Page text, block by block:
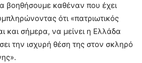
βοηθήσουμε καθέναν που έχει
ότι «πατριωτικός
και σήμερα, να μείνει η Ελλάδα
την ισχυρή θέση της στον σκληρό